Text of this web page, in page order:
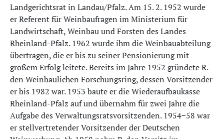
Landgerichtsrat in Landau/Pfalz. Am 15. 2. 1952 wurde
er Referent für Weinbaufragen im Ministerium für
Landwirtschaft, Weinbau und Forsten des Landes
Rheinland-Pfalz. 1962 wurde ihm die Weinbauabteilung
übertragen, die er bis zu seiner Pensionierung mit
großem Erfolg leitete. Bereits im Jahre 1952 gründete R.
den Weinbaulichen Forschungsring, dessen Vorsitzender
er bis 1982 war. 1953 baute er die Wiederaufbaukasse
Rheinland-Pfalz auf und übernahm für zwei Jahre die
Aufgabe des Verwaltungsratsvorsitzenden. 1954−58 war
er stellvertretender Vorsitzender der Deutschen